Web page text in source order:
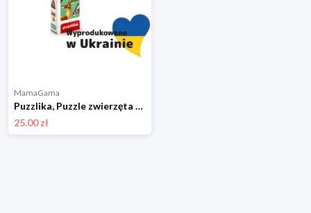
MamaGama
Puzzlika, Puzzle zwierzęta górskie 8w1
25.00 zł